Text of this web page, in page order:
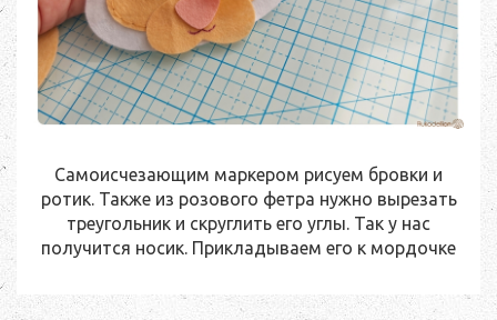
Самоисчезающим маркером рисуем бровки и
ротик. Также из розового фетра нужно вырезать
треугольник и скруглить его углы. Так у нас
получится носик. Прикладываем его к мордочке